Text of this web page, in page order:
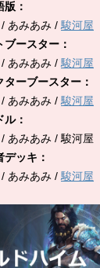
版：
/ あみあみ / 駿河屋
ブースター：
/ あみあみ / 駿河屋
ターブースター：
/ あみあみ / 駿河屋
ル：
あみあみ / 駿河屋
デッキ：
/ あみあみ / 駿河屋